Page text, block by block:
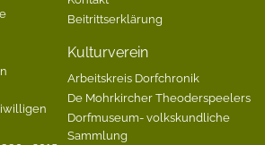
Beitrittserklärung
Kulturverein
Arbeitskreis Dorfchronik
De Mohrkircher Theoderspeelers
Dorfmuseum- volkskundliche
Sammlung